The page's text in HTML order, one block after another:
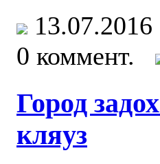
0 коммент.
Город
кляуз